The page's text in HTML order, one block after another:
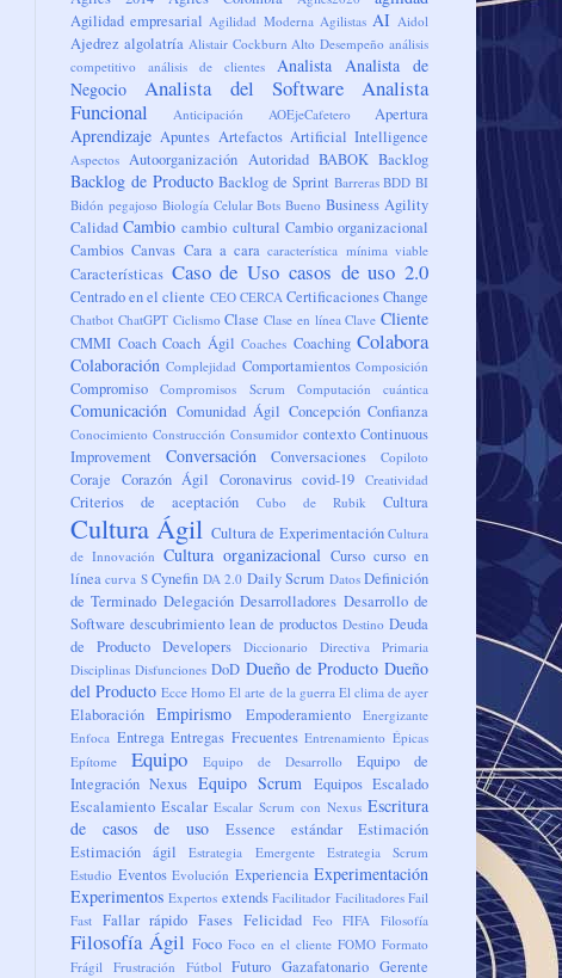
Agilidad empresarial Agilidad Moderna Agilistas AI Aidol
Ajedrez algolatría Alistair Cockburn Alto Desempeño análisis
competitivo
análisis de clientes Analista Analista de
Negocio
Analista del Software
Analista
Funcional
Anticipación AOEjeCafetero Apertura
Aprendizaje Apuntes Artefactos Artificial Intelligence
Aspectos Autoorganización Autoridad BABOK Backlog
Backlog de Producto Backlog de Sprint Barreras BDD BI
Bidón pegajoso Biología Celular Bots Bueno Business Agility
Calidad Cambio cambio cultural Cambio organizacional
Cambios Canvas Cara a cara característica mínima viable
Características Caso de Uso casos de uso 2.0
Centrado en el cliente CEO CERCA CertificacionesChange
Chatbot ChatGPT Ciclismo Clase Clase en línea Clave Cliente
CMMI Coach Coach Ágil Coaches Coaching Colabora
Colaboración Complejidad Comportamientos Composición
Compromiso Compromisos Scrum Computación cuántica
Comunicación Comunidad Ágil Concepción Confianza
Conocimiento Construcción Consumidor contexto Continuous
Improvement
Conversación Conversaciones Copiloto
Coraje Corazón Ágil Coronavirus covid-19 Creatividad
Criterios de aceptación Cubo de Rubik Cultura
Cultura Ágil Cultura de Experimentación Cultura
de Innovación Cultura organizacional Curso curso en
línea curva S Cynefin DA 2.0 Daily Scrum Datos Definición
de Terminado Delegación Desarrolladores Desarrollo de
Software descubrimiento lean de productos Destino Deuda
de Producto Developers Diccionario
Directiva Primaria
Disciplinas Disfunciones DoD Dueño de Producto Dueño
del Producto Ecce Homo El arte de la guerra El clima de ayer
Elaboración Empirismo Empoderamiento
Energizante
Enfoca Entrega Entregas Frecuentes Entrenamiento Épicas
Epítome
Equipo Equipo de Desarrollo
Equipo de
Integración Nexus Equipo Scrum Equipos Escalado
Escalamiento Escalar Escalar Scrum con Nexus Escritura
de casos de uso
Essence estándar
Estimación
Estimación ágil
Estrategia Emergente
Estrategia Scrum
Estudio Eventos Evolución Experiencia Experimentación
Experimentos Expertos extends Facilitador Facilitadores Fail
Fast Fallar rápido Fases Felicidad Feo FIFA Filosofía
Filosofía Ágil Foco Foco en el cliente FOMO Formato
Frágil Frustración Fútbol Futuro Gazafatonario Gerente